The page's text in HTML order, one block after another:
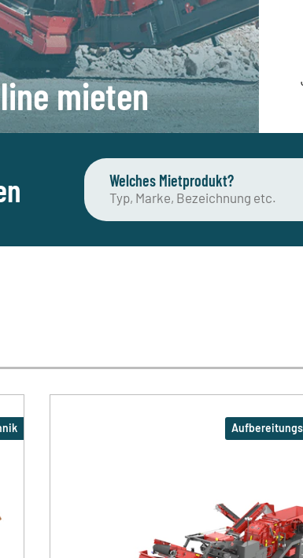
mieten
Welches Mietprodukt?